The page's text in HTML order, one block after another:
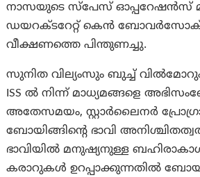
നാസയുടെ സ്പേസ് ഓപ്പറേഷൻസ്
ഡയറക്ടറേറ്റ് കെൻ
വീക്ഷണത്തെ പിന്തുണച്ചു.
സുനിത വില്യംസും ബുച്ച്
ISS ൽ നിന്ന് മാധ്യമങ്ങളെ
അതേസമയം, സ്റ്റാർലൈനർ
ബോയിങ്ങിൻ്റെ ഭാവി
ഭാവിയിൽ മനുഷ്യനുള്ള
കരാറുകൾ ഉറപ്പാക്കുന്നതിൽ